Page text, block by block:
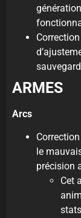
ARMES
Arcs
le
précision
Cet